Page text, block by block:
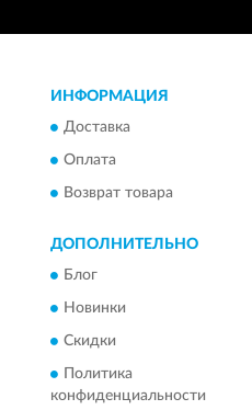
ИНФОРМАЦИЯ
Доставка
Оплата
Возврат товара
ДОПОЛНИТЕЛЬНО
Блог
Новинки
Скидки
Политика
конфиденциальности